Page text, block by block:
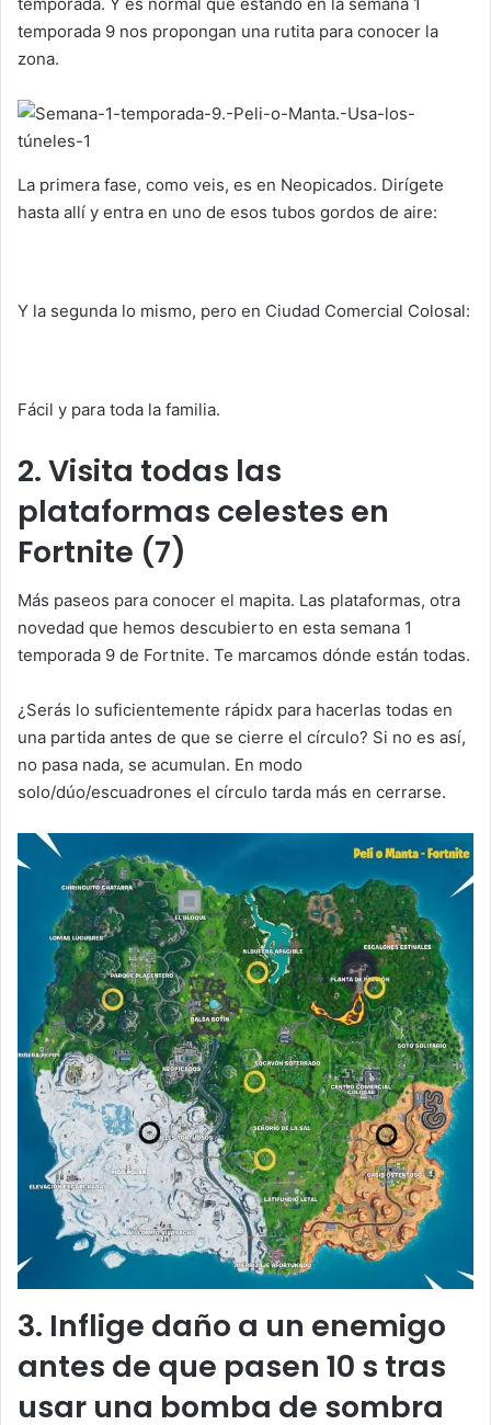
temporada 9 nos propongan una rutita para conocer la
zona.
La primera fase, como veis, es en Neopicados. Dirígete
hasta allí y entra en uno de esos tubos gordos de aire:
Y la segunda lo mismo, pero en Ciudad Comercial Colosal:
Fácil y para toda la familia.
2. Visita todas las
plataformas celestes en
Fortnite (7)
Más paseos para conocer el mapita. Las plataformas, otra
novedad que hemos descubierto en esta semana 1
temporada 9 de Fortnite. Te marcamos dónde están todas.
¿Serás lo suficientemente rápidx para hacerlas todas en
una partida antes de que se cierre el círculo? Si no es así,
no pasa nada, se acumulan. En modo
solo/dúo/escuadrones el círculo tarda más en cerrarse.
3. Inflige daño a un enemigo
antes de que pasen 10 s tras
usar una bomba de sombra